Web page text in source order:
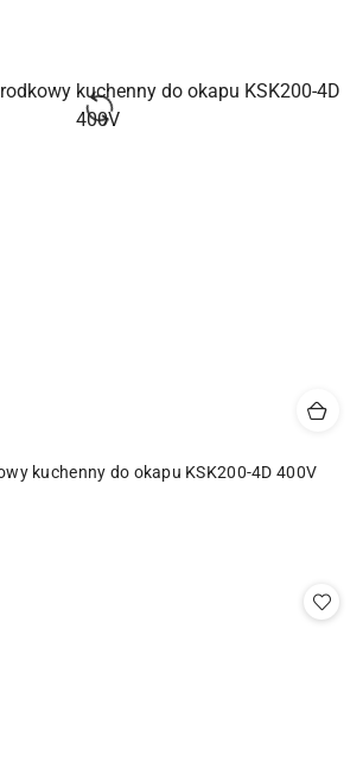
kuchenny do okapu KSK200-4D 400V